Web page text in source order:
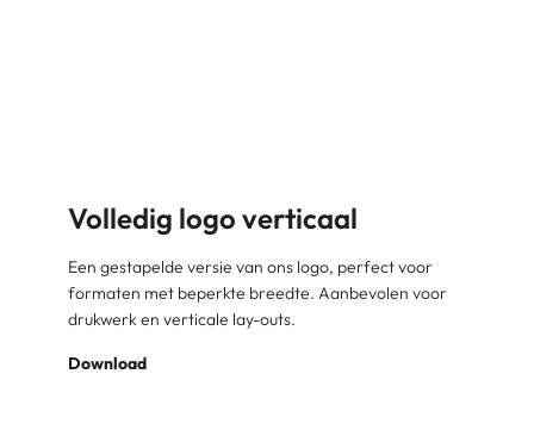
Volledig logo verticaal
Een gestapelde versie van ons logo, perfect voor
formaten met beperkte breedte. Aanbevolen voor
drukwerk en verticale lay-outs.
Download